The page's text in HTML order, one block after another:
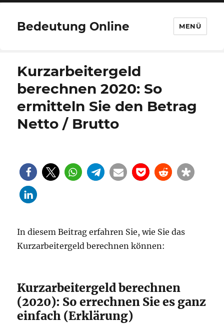
Bedeutung Online MENÜ
Kurzarbeitergeld
berechnen 2020: So
ermitteln Sie den Betrag
Netto / Brutto
In diesem Beitrag erfahren Sie, wie Sie das
Kurzarbeitergeld berechnen können:
Kurzarbeitergeld berechnen
(2020): So errechnen Sie es ganz
einfach (Erklärung)